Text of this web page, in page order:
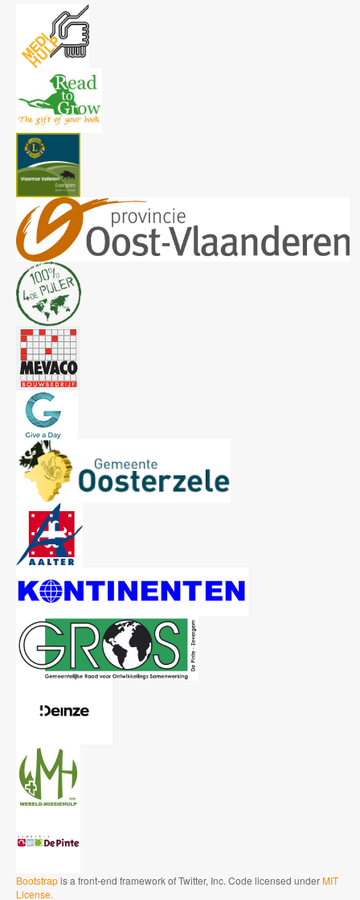
Bootstrapis a front-end framework of Twitter, Inc. Code licensed underMIT
License.